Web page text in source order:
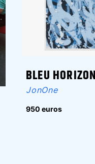
BLEU
JonOne
950 euros